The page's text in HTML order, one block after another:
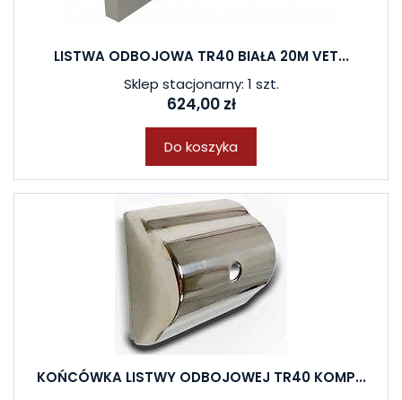
LISTWA ODBOJOWA TR40 BIAŁA 20M VET...
Sklep stacjonarny: 1 szt.
624,00 zł
Do koszyka
KOŃCÓWKA LISTWY ODBOJOWEJ TR40 KOMP...